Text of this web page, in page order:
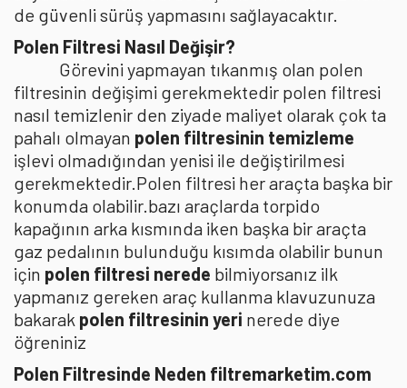
de güvenli sürüş yapmasını sağlayacaktır.
Polen Filtresi Nasıl Değişir?
Görevini yapmayan tıkanmış olan polen
filtresinin değişimi gerekmektedir polen filtresi
nasıl temizlenir den ziyade maliyet olarak çok ta
pahalı olmayan polen filtresinin temizleme
işlevi olmadığından yenisi ile değiştirilmesi
gerekmektedir.Polen filtresi her araçta başka bir
konumda olabilir.bazı araçlarda torpido
kapağının arka kısmında iken başka bir araçta
gaz pedalının bulunduğu kısımda olabilir bunun
için polen filtresi nerede bilmiyorsanız ilk
yapmanız gereken araç kullanma klavuzunuza
bakarak polen filtresinin yeri nerede diye
öğreniniz
Polen Filtresinde Neden filtremarketim.com